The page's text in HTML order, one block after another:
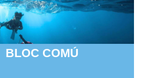
BLOC COMÚ